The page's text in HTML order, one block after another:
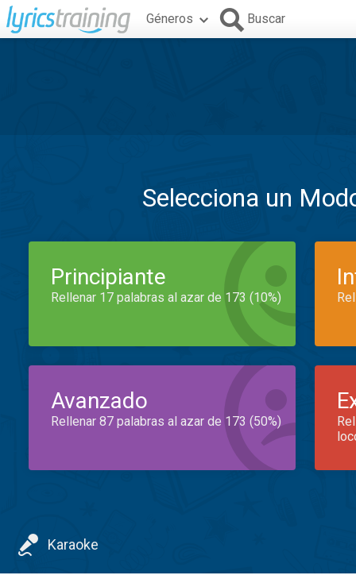
Géneros Buscar
Selecciona un
Principiante
Rellenar 17 palabras al azar de 173 (10%)
Avanzado
Rellenar 87 palabras al azar de 173 (50%)
Karaoke